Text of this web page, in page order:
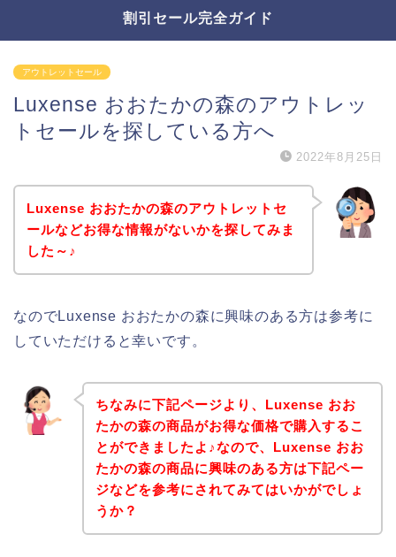
割引セール完全ガイド
アウトレットセール
Luxense おおたかの森のアウトレッ
トセールを探している方へ
2022年8月25日
Luxense おおたかの森のアウトレットセ
ールなどお得な情報がないかを探してみま
した～♪
なのでLuxense おおたかの森に興味のある方は参考に
していただけると幸いです。
ちなみに下記ページより、Luxense おお
たかの森の商品がお得な価格で購入するこ
とができましたよ♪なので、Luxense おお
たかの森の商品に興味のある方は下記ペー
ジなどを参考にされてみてはいかがでしょ
うか？